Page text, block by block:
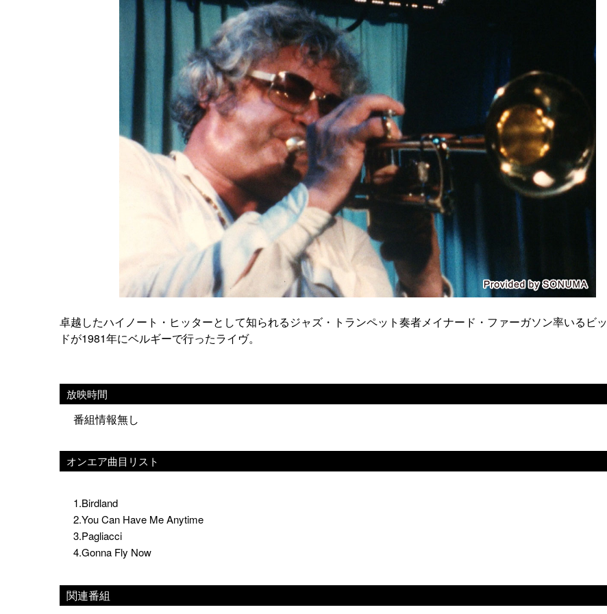
卓越したハイノート・ヒッターとして知られるジャズ・トランペット奏者メイナード・ファーガソン率いるビ
ドが1981年にベルギーで行ったライヴ。
放映時間
番組情報無し
オンエア曲目リスト
1.Birdland
2.You Can Have Me Anytime
3.Pagliacci
4.Gonna Fly Now
関連番組